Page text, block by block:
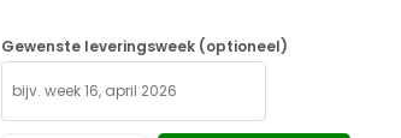
Gewenste leveringsweek (optioneel)